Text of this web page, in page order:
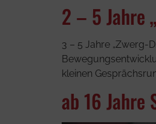
2 – 5 Jahre
3 – 5 Jahre „Zwerg-
kleinen
ab 16